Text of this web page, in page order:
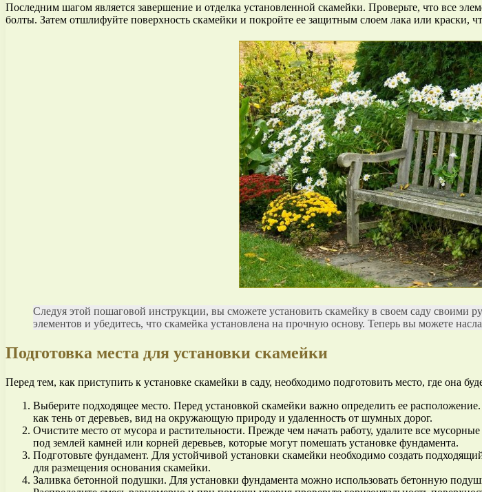
Последним шагом является завершение и отделка установленной скамейки. Проверьте, что все
болты. Затем отшлифуйте поверхность скамейки и покройте ее защитным слоем лака или краски,
Следуя этой пошаговой инструкции, вы сможете установить скамейку в своем саду своими
элементов и убедитесь, что скамейка установлена на прочную основу. Теперь вы можете
Подготовка места для установки скамейки
Перед тем, как приступить к установке скамейки в саду, необходимо подготовить место, где она
Выберите подходящее место. Перед установкой скамейки важно определить ее
как тень от деревьев, вид на окружающую природу и удаленность от шумных дорог.
Очистите место от мусора и растительности. Прежде чем начать работу, удалите все
под землей камней или корней деревьев, которые могут помешать установке фундамента.
Подготовьте фундамент. Для устойчивой установки скамейки необходимо создать
для размещения основания скамейки.
Заливка бетонной подушки. Для установки фундамента можно использовать бетонную